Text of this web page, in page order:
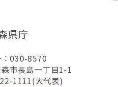
県庁
030-8570
市長島一丁目1-1
1111(大代表)